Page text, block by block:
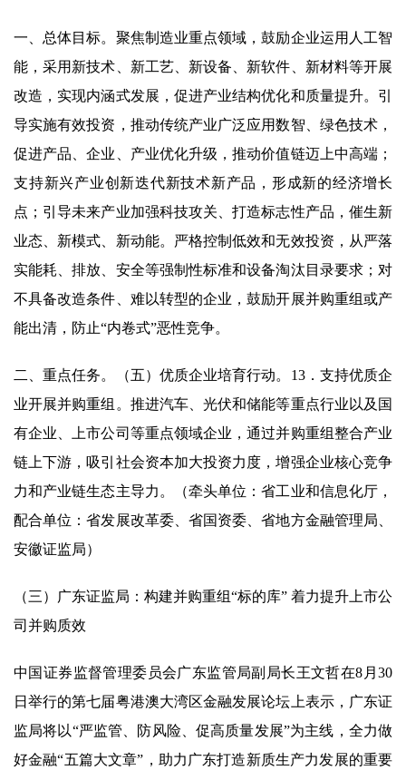
一、总体目标。聚焦制造业重点领域，鼓励企业运用人工智
能，采用新技术、新工艺、新设备、新软件、新材料等开展
改造，实现内涵式发展，促进产业结构优化和质量提升。引
导实施有效投资，推动传统产业广泛应用数智、绿色技术，
促进产品、企业、产业优化升级，推动价值链迈上中高端；
支持新兴产业创新迭代新技术新产品，形成新的经济增长
点；引导未来产业加强科技攻关、打造标志性产品，催生新
业态、新模式、新动能。严格控制低效和无效投资，从严落
实能耗、排放、安全等强制性标准和设备淘汰目录要求；对
不具备改造条件、难以转型的企业，鼓励开展并购重组或产
能出清，防止“内卷式”恶性竞争。
二、重点任务。（五）优质企业培育行动。13．支持优质企
业开展并购重组。推进汽车、光伏和储能等重点行业以及国
有企业、上市公司等重点领域企业，通过并购重组整合产业
链上下游，吸引社会资本加大投资力度，增强企业核心竞争
力和产业链生态主导力。（牵头单位：省工业和信息化厅，
配合单位：省发展改革委、省国资委、省地方金融管理局、
安徽证监局）
（三）广东证监局：构建并购重组“标的库” 着力提升上市公
司并购质效
中国证券监督管理委员会广东监管局副局长王文哲在8月30
日举行的第七届粤港澳大湾区金融发展论坛上表示，广东证
监局将以“严监管、防风险、促高质量发展”为主线，全力做
好金融“五篇大文章”，助力广东打造新质生产力发展的重要